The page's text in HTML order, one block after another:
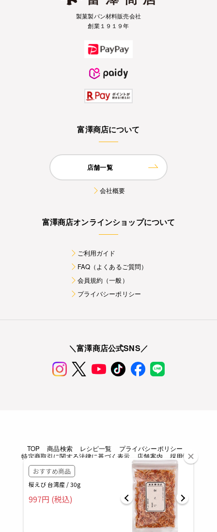
製菓製パン材料販売会社
創業１９１９年
富澤商店について
店舗一覧
会社概要
富澤商店オンラインショップについて
ご利用ガイド
FAQ（よくあるご質問）
会員規約（一般）
プライバシーポリシー
＼富澤商店公式SNS／
TOP 商品検索 レシピ一覧
プライバシーポリシー
特定商取引に関する法律に基づく表示
店舗案内 採用情報
Copyright © TOMIZAWA SHOUTEN All rights reserved.